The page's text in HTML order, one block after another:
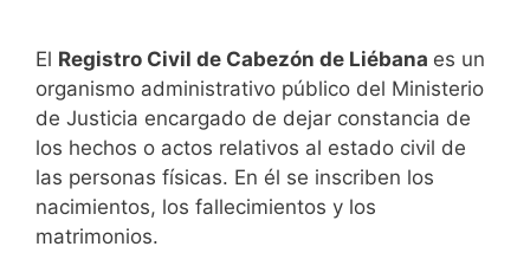
El Registro Civil de Cabezón de Liébana es un
organismo administrativo público del Ministerio
de Justicia encargado de dejar constancia de
los hechos o actos relativos al estado civil de
las personas físicas. En él se inscriben los
nacimientos, los fallecimientos y los
matrimonios.